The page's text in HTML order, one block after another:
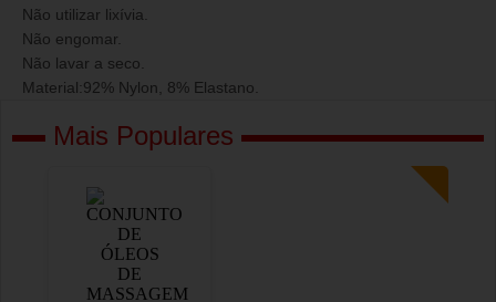
Não utilizar lixívia.
Não engomar.
Não lavar a seco.
Material:92% Nylon, 8% Elastano.
Mais Populares